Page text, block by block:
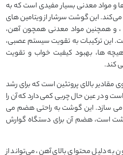
و مواد معدنی بسیار مفیدی است که به
این گوشت سرشار از ویتامین ‌های
گروه B، ویتامین ‌های A، E و K ، و همچنین مواد معدنی همچون آهن،
این ترکیبات به تقویت سیستم عصبی،
‌ها، بهبود کیفیت خواب و تقویت
کند.
مقادیر بالای پروتئین است که برای رشد
و در عین حال چربی کمی دارد که آن را
می‌ سازد. این گوشت به راحتی هضم می‌
است، هضم آن برای دستگاه گوارش
دلیل محتوای بالای آهن، می‌تواند از